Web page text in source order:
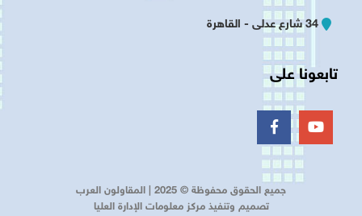
34 شارع عدلى - القاهرة
تابعونا على
جميع الحقوق محفوظة © 2025 | المقاولون العرب
تصميم وتنفيذ مركز معلومات الإدارة العليا